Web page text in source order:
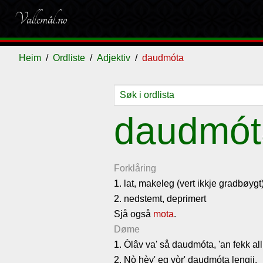
Vallemål.no
Heim Ordliste Adjektiv daudmóta
Forklåring
1. lat, makeleg (vert ikkje
2. nedstemt, deprimert
Sjå også mota.
Døme
1. Òlâv va' så daudmóta, 'an fekk
2. Nò hèv' eg vòr' daudmóta lengji.